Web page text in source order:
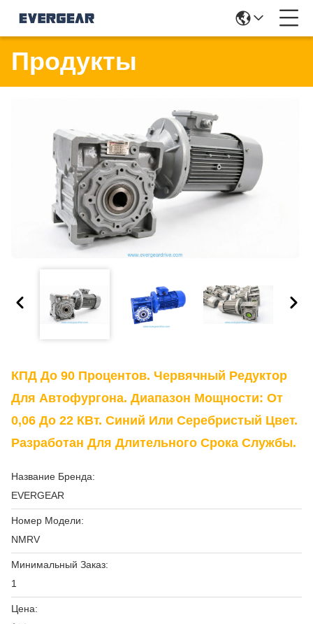
Продукты
КПД До 90 Процентов. Червячный Редуктор
Для Автофургона. Диапазон Мощности: От
0,06 До 22 КВт. Синий Или Серебристый Цвет.
Разработан Для Длительного Срока Службы.
Название Бренда:
EVERGEAR
Номер Модели:
NMRV
Минимальный Заказ:
1
Цена: